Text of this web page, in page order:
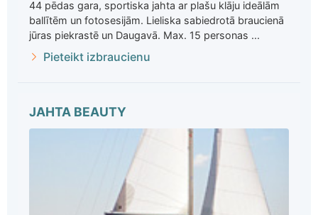
44 pēdas gara, sportiska jahta ar plašu klāju ideālām
ballītēm un fotosesijām. Lieliska sabiedrotā braucienā
jūras piekrastē un Daugavā. Max. 15 personas ...
Pieteikt izbraucienu
JAHTA BEAUTY